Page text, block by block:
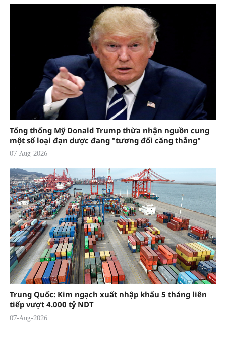
Tổng thống Mỹ Donald Trump thừa nhận nguồn cung
một số loại đạn dược đang "tương đối căng thẳng"
07-Aug-2026
Trung Quốc: Kim ngạch xuất nhập khẩu 5 tháng liên
tiếp vượt 4.000 tỷ NDT
07-Aug-2026